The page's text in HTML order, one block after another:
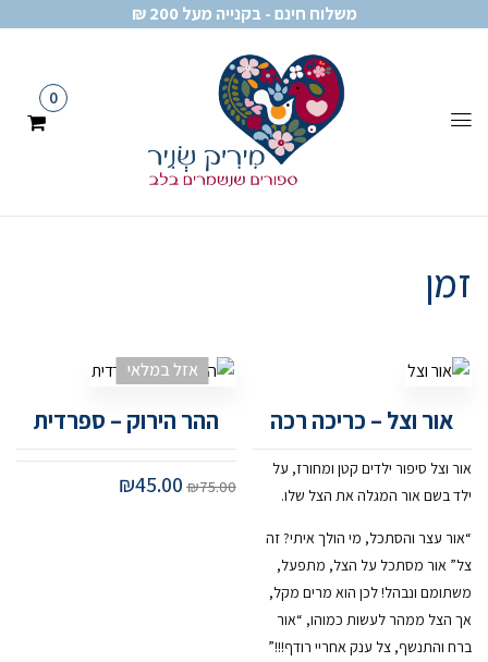
משלוח חינם - בקנייה מעל 200 ₪
0
זמן
אור וצל – כריכה רכה
אור וצל סיפור ילדים קטן ומחורז, על
ילד בשם אור המגלה את הצל שלו.
“אור עצר והסתכל, מי הולך איתי? זה
צל” אור מסתכל על הצל, מתפעל,
משתומם ונבהל! לכן הוא מרים מקל,
אך הצל ממהר לעשות כמוהו, “אור
ברח והתנשף, צל ענק אחריי רודף!!!”
אזל במלאי
ההר הירוק – ספרדית
₪75.00
₪45.00